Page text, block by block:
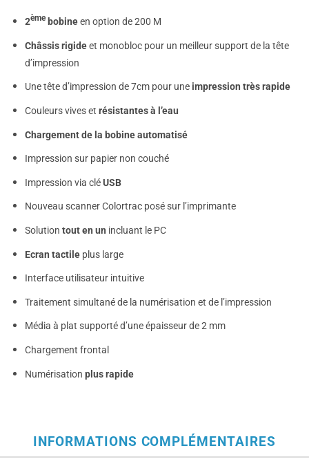
2èmebobineen option de 200 M
Châssis rigideet monobloc pour un meilleur support de la tête
d’impression
Une tête d’impression de 7cm pour uneimpression très rapide
Couleurs vives et résistantes à l’eau
Chargement de la bobine automatisé
Impression sur papier non couché
Impression via cléUSB
Nouveau scanner Colortrac posé sur l’imprimante
Solution tout en un incluant le PC
Ecran tactileplus large
Interface utilisateur intuitive
Traitement simultané de la numérisation et de l’impression
Média à plat supporté d’une épaisseur de 2 mm
Chargement frontal
Numérisation plus rapide
INFORMATIONS COMPLÉMENTAIRES